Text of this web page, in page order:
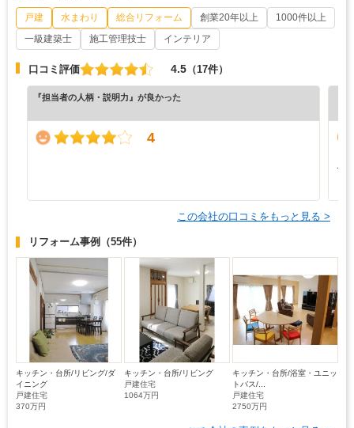
戸建 水まわり 総合リフォーム 創業20年以上
1000件以上
一級建築士
施工管理技士 インテリア
口コミ評価 4.5 （17件）
『担当者の人柄・説明力』が良かった
4
て
この会社の口コミをもっと見る >
リフォーム事例 （55件）
キッチン・台所/リビング/ダ
イニング
戸建住宅
370万円
キッチン・台所/リビング
戸建住宅
1064万円
キッチン・台所/浴室・ユニッ
トバス/...
戸建住宅
2750万円